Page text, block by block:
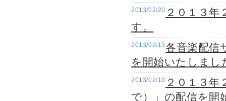
2013/02/20 ２０１３
す。
2013/02/13各音楽配信
を開始いたしまし
2013/02/10 ２０１３
で）」の配信を開